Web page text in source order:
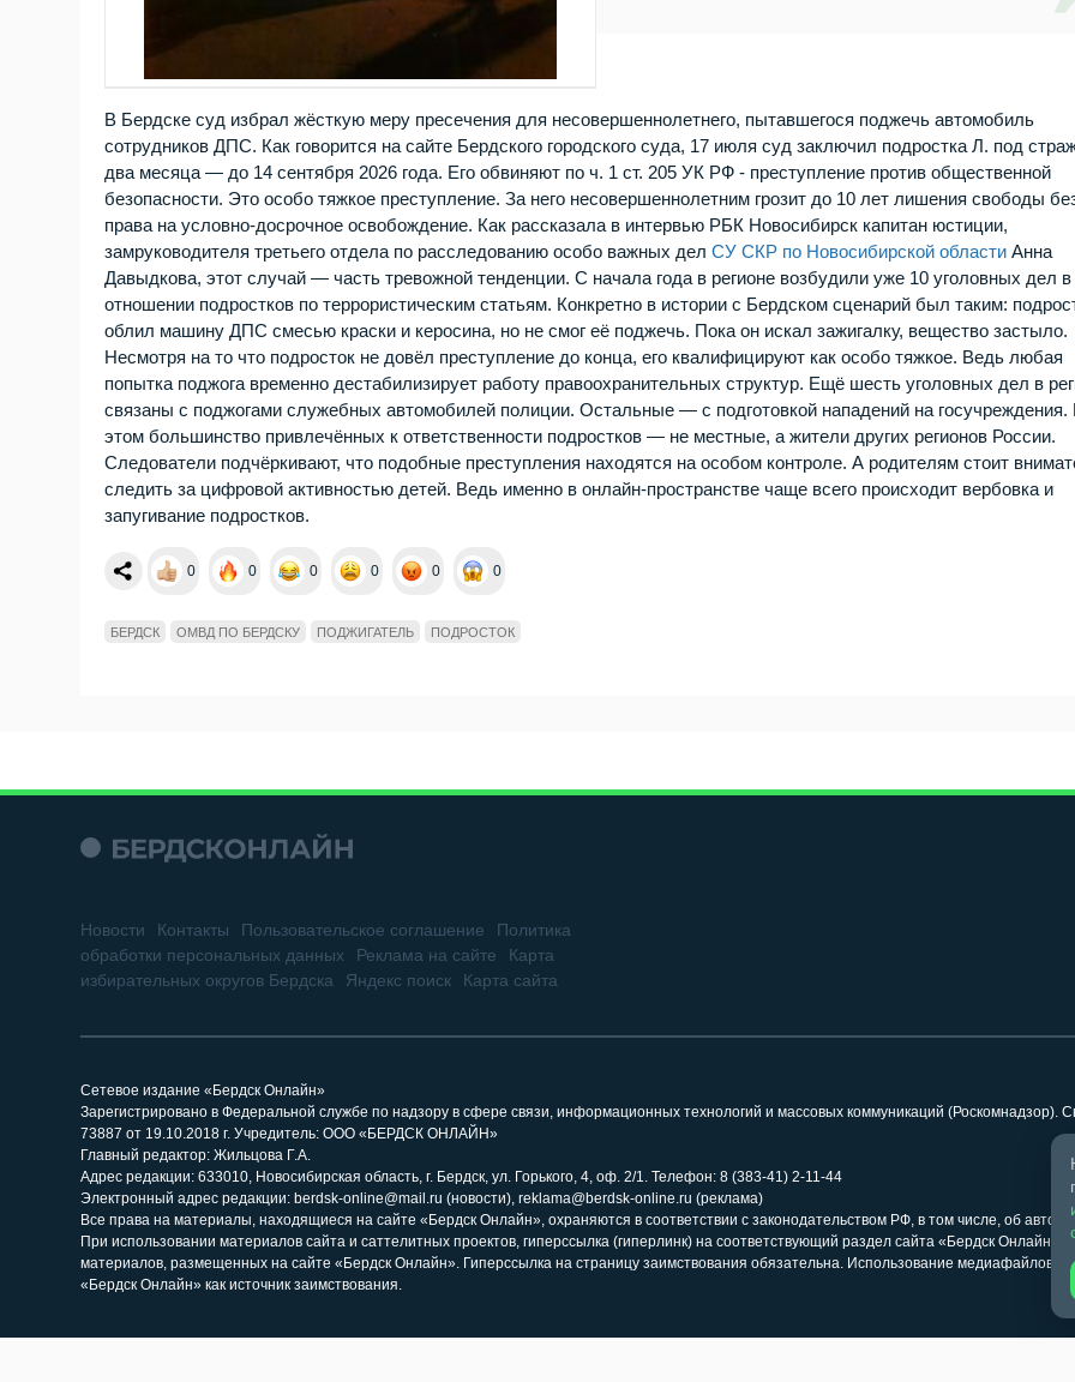
В Бердске суд избрал жёсткую меру пресечения для несовершеннолетнего, пытавшегося поджечь автомобиль
сотрудников ДПС. Как говорится на сайте Бердского городского суда, 17 июля суд заключил подростка Л. под
два месяца — до 14 сентября 2026 года. Его обвиняют по ч. 1 ст. 205 УК РФ - преступление против общественной
безопасности. Это особо тяжкое преступление. За него несовершеннолетним грозит до 10 лет лишения свободы
права на условно‑досрочное освобождение. Как рассказала в интервью РБК Новосибирск капитан юстиции,
замруководителя третьего отдела по расследованию особо важных дел СУ СКР по Новосибирской области Анна
Давыдкова, этот случай — часть тревожной тенденции. С начала года в регионе возбудили уже 10 уголовных дел в
отношении подростков по террористическим статьям. Конкретно в истории с Бердском сценарий был таким:
облил машину ДПС смесью краски и керосина, но не смог её поджечь. Пока он искал зажигалку, вещество застыло.
Несмотря на то что подросток не довёл преступление до конца, его квалифицируют как особо тяжкое. Ведь любая
попытка поджога временно дестабилизирует работу правоохранительных структур. Ещё шесть уголовных дел в
связаны с поджогами служебных автомобилей полиции. Остальные — с подготовкой нападений на госучреждения.
этом большинство привлечённых к ответственности подростков — не местные, а жители других регионов России.
Следователи подчёркивают, что подобные преступления находятся на особом контроле. А родителям стоит
следить за цифровой активностью детей. Ведь именно в онлайн‑пространстве чаще всего происходит вербовка и
запугивание подростков.
0 0 0 0 0 0
БЕРДСК ОМВД ПО БЕРДСКУ ПОДЖИГАТЕЛЬ ПОДРОСТОК
Новости Контакты Пользовательское соглашение
Политика
обработки персональных данных
Реклама на сайте
Карта
избирательных округов Бердска
Яндекс поиск Карта сайта
Сетевое издание «Бердск Онлайн»
Зарегистрировано в Федеральной службе по надзору в сфере связи, информационных технологий и массовых коммуникаций
73887 от 19.10.2018 г. Учредитель: ООО «БЕРДСК ОНЛАЙН»
Главный редактор: Жильцова Г.А.
Адрес редакции: 633010, Новосибирская область, г. Бердск, ул. Горького, 4, оф. 2/1. Телефон: 8 (383-41) 2-11-44
Электронный адрес редакции: berdsk-online@mail.ru (новости), reklama@berdsk-online.ru (реклама)
Все права на материалы, находящиеся на сайте «Бердск Онлайн», охраняются в соответствии с законодательством РФ, в том числе, об
При использовании материалов сайта и саттелитных проектов, гиперссылка (гиперлинк) на соответствующий раздел сайта «Бердск Онлайн»
материалов, размещенных на сайте «Бердск Онлайн». Гиперссылка на страницу заимствования обязательна. Использование медиафайлов
«Бердск Онлайн» как источник заимствования.